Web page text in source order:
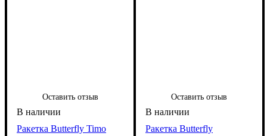
Оставить отзыв
Ракетка Butterfly Timo
Оставить отзыв
Ракетка Butterfly